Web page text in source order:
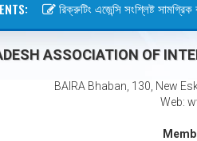
রিক্রুটিং এজেন্সি সংশ্লিষ্ট সামগ্রিক
ASSOCIATION OF
BAIRA Bhaban, 130, New
Web: